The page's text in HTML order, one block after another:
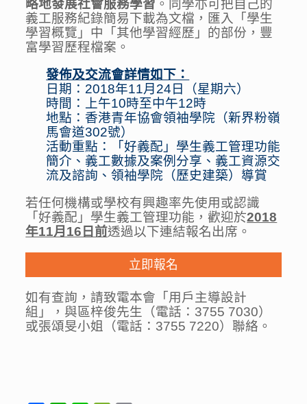
略地發展社會服務學習 。同學亦可把自己的
義工服務紀錄簡易下載為文檔，匯入「學生
學習概覽」中「其他學習經歷」的部份，豐
富學習歷程檔案。
發佈及交流會詳情如下：
日期：2018年11月24日（星期六）
時間：上午10時至中午12時
地點：香港青年協會領袖學院（新界粉嶺
馬會道302號）
活動重點：「好義配」學生義工管理功能
簡介、義工數據及案例分享、義工資源交
流及諮詢、領袖學院（歷史建築）導賞
若任何機構或學校有興趣率先使用或認識
「好義配」學生義工管理功能，歡迎於2018
年11月16日前透過以下連結報名出席。
立即報名
如有查詢，請致電本會「用戶主導設計
組」，與區梓俊先生（電話： 3755 7030）
或張頌旻小姐（電話： 3755 7220）聯絡。